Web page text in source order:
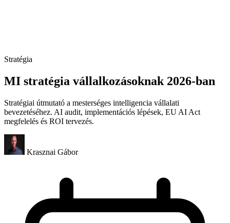
Stratégia
MI stratégia vállalkozásoknak 2026-ban
Stratégiai útmutató a mesterséges intelligencia vállalati
bevezetéséhez. AI audit, implementációs lépések, EU AI Act
megfelelés és ROI tervezés.
Krasznai Gábor